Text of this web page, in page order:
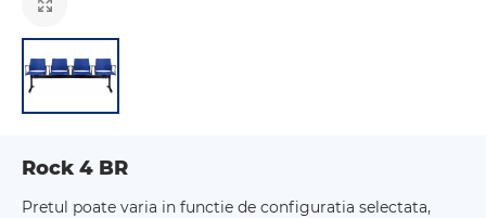
Rock 4 BR
Pretul poate varia in functie de configuratia selectata,